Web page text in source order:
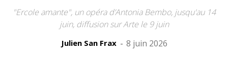
"Ercole amante", un opéra d’Antonia Bembo, jusqu'au 14
juin, diffusion sur Arte le 9 juin
Julien San Frax - 8 juin 2026